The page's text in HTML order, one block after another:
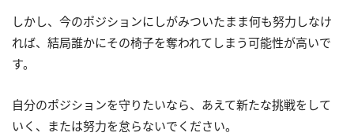
しかし、今のポジションにしがみついたまま何も努力しなけ
れば、結局誰かにその椅子を奪われてしまう可能性が高いで
す。
自分のポジションを守りたいなら、あえて新たな挑戦をして
いく、または努力を怠らないでください。